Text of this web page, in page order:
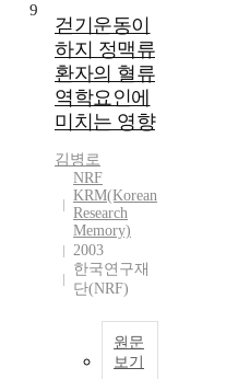
9
걷기운동이
하지 정맥류
환자의 혈류
역학요인에
미치는 영향
김병로
NRF
KRM(Korean
Research
Memory)
2003
한국연구재
단(NRF)
원문
보기